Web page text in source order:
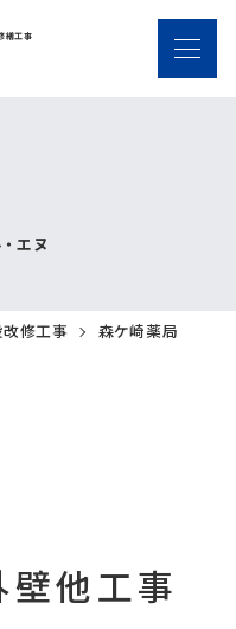
繕工事
エヌ
修工事
森ケ崎薬局
他工事